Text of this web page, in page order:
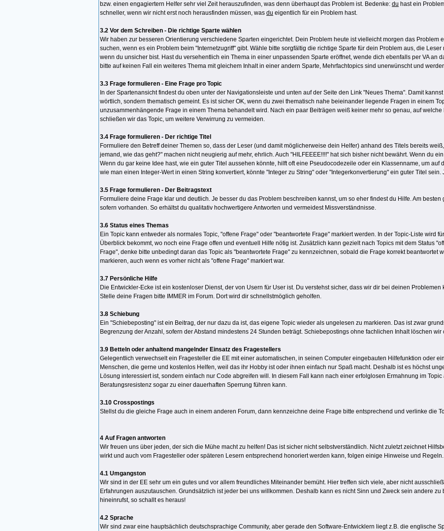
bzw. einen engagiertern Helfer sehr viel Zeit herauszufinden, was denn überhaupt das Problem ist. Bedenke: du hast ein
schneller, wenn wir nicht erst noch herausfinden müssen, was du eigentlich für ein Problem hast.
3.2 Vor dem Schreiben - Die richtige Sparte wählen
Wir haben zur besseren Orientierung verschiedene Sparten eingerichtet. Dein Problem heute ist vielleicht morgen das
suchen, wenn es ein Problem beim "Internetzugriff" gibt. Wähle bitte sorgfältig die richtige Sparte für dein Problem aus, die
wenn du unsicher bist. Hast du versehentlich ein Thema in einer unpassenden Sparte eröffnet, wende dich ebenfalls per VA an
bitte auf keinen Fall ein weiteres Thema mit gleichem Inhalt in einer andern Sparte, Mehrfachtopics sind unerwünscht und
3.3 Frage formulieren - Eine Frage pro Topic
In der Spartenansicht findest du oben unter der Navigationsleiste und unten auf der Seite den Link "Neues Thema". Damit
wörtlich, sondern thematisch gemeint. Es ist sicher OK, wenn du zwei thematisch nahe beieinander liegende Fragen in einem
unzusammenhängende Frage in einem Thema behandelt wird. Nach ein paar Beiträgen weiß keiner mehr so genau, auf
schließen wir das Topic, um weitere Verwirrung zu vermeiden.
3.4 Frage formulieren - Der richtige Titel
Formuliere den Betreff deiner Themen so, dass der Leser (und damit möglicherweise dein Helfer) anhand des Titels bereits
jemand, wie das geht?" machen nicht neugierig auf mehr, ehrlich. Auch "HILFEEEE!!!!" hat sich bisher nicht bewährt. Wenn du
Wenn du gar keine Idee hast, wie ein guter Titel aussehen könnte, hilft oft eine Pseudocodezeile oder ein Klassenname, um
wie man einen Integer-Wert in einen String konvertiert, könnte "Integer zu String" oder "Integerkonvertierung" ein guter Titel
3.5 Frage formulieren - Der Beitragstext
Formuliere deine Frage klar und deutlich. Je besser du das Problem beschreiben kannst, um so eher findest du Hilfe. Am
sofern vorhanden. So erhältst du qualitativ hochwertigere Antworten und vermeidest Missverständnisse.
3.6 Status eines Themas
Ein Topic kann entweder als normales Topic, "offene Frage" oder "beantwortete Frage" markiert werden. In der Topic-Liste wird
Überblick bekommt, wo noch eine Frage offen und eventuell Hilfe nötig ist. Zusätzlich kann gezielt nach Topics mit dem Status
Frage", denke bitte unbedingt daran das Topic als "beantwortete Frage" zu kennzeichnen, sobald die Frage korrekt beantwortet
markieren, auch wenn es vorher nicht als "offene Frage" markiert war.
3.7 Persönliche Hilfe
Die Entwickler-Ecke ist ein kostenloser Dienst, der von Usern für User ist. Du verstehst sicher, dass wir dir bei deinen
Stelle deine Fragen bitte IMMER im Forum. Dort wird dir schnellstmöglich geholfen.
3.8 Schiebung
Ein "Schiebeposting" ist ein Beitrag, der nur dazu da ist, das eigene Topic wieder als ungelesen zu markieren. Das ist zwar
Begrenzung der Anzahl, sofern der Abstand mindestens 24 Stunden beträgt. Schiebepostings ohne fachlichen Inhalt löschen
3.9 Betteln oder anhaltend mangelnder Einsatz des Fragestellers
Gelegentlich verwechselt ein Fragesteller die EE mit einer automatischen, in seinen Computer eingebauten Hilfefunktion oder
Menschen, die gerne und kostenlos Helfen, weil das ihr Hobby ist oder ihnen einfach nur Spaß macht. Deshalb ist es höchst
Lösung interessiert ist, sondern einfach nur Code abgreifen will. In diesem Fall kann nach einer erfolglosen Ermahnung im
Beratungsresistenz sogar zu einer dauerhaften Sperrung führen kann.
3.10 Crosspostings
Stellst du die gleiche Frage auch in einem anderen Forum, dann kennzeichne deine Frage bitte entsprechend und verlinke die
4 Auf Fragen antworten
Wir freuen uns über jeden, der sich die Mühe macht zu helfen! Das ist sicher nicht selbstverständlich. Nicht zuletzt zeichnet
wirkt und auch vom Fragesteller oder späteren Lesern entsprechend honoriert werden kann, folgen einige Hinweise und Regeln.
4.1 Umgangston
Wir sind in der EE sehr um ein gutes und vor allem freundliches Miteinander bemüht. Hier treffen sich viele, aber nicht
Erfahrungen auszutauschen. Grundsätzlich ist jeder bei uns willkommen. Deshalb kann es nicht Sinn und Zweck sein andere
hineinrufst, so schallt es heraus!
4.2 Sprache
Wir sind zwar eine hauptsächlich deutschsprachige Community, aber gerade den Software-Entwicklern liegt z.B. die englische